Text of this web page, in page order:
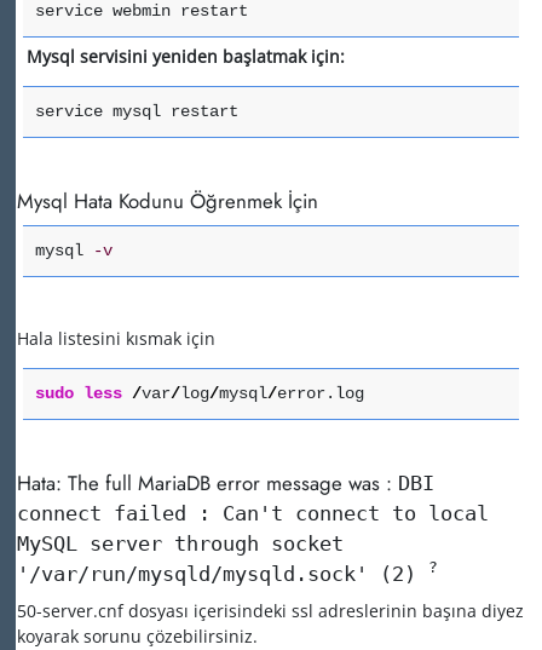
service webmin restart
Mysql servisini yeniden başlatmak için:
service mysql restart
Mysql Hata Kodunu Öğrenmek İçin
mysql -v
Hala listesini kısmak için
sudo less /var/log/mysql/error.log
Hata: The full MariaDB error message was : DBI
connect failed : Can't connect to local
MySQL server through socket
'/var/run/mysqld/mysqld.sock' (2)
?
50-server.cnf dosyası içerisindeki ssl adreslerinin başına diyez
koyarak sorunu çözebilirsiniz.